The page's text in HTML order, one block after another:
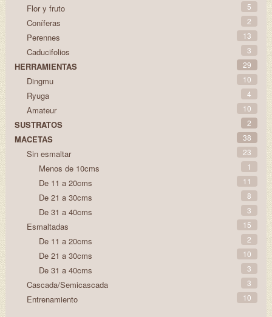
Flor y fruto 5
Coníferas 2
Perennes 13
Caducifolios 3
HERRAMIENTAS 29
Dingmu 10
Ryuga 4
Amateur 10
SUSTRATOS 2
MACETAS 38
Sin esmaltar 23
Menos de 10cms 1
De 11 a 20cms 11
De 21 a 30cms 8
De 31 a 40cms 3
Esmaltadas 15
De 11 a 20cms 2
De 21 a 30cms 10
De 31 a 40cms 3
Cascada/Semicascada 3
Entrenamiento 10